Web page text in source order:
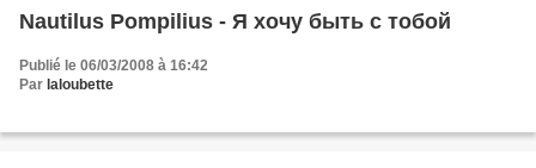
Nautilus Pompilius - Я хочу быть с тобой
Publié le 06/03/2008 à 16:42
Par laloubette